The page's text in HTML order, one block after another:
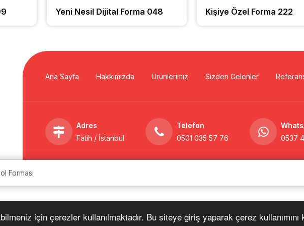
için çerezler kullanılmaktadır. Bu siteye giriş yaparak çerez kullanımını
Yeni Nesil Dijital Forma 048 Kişiye Özel Forma 222
Ana Sayfa Hakkımızda Ürünlerimiz Sizden Gelenler
Adres
Fatih / İstanbul
Telefon
0501 035 57 76
0537
Forması